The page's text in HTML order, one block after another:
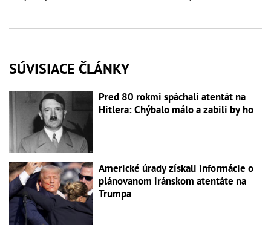
SÚVISIACE ČLÁNKY
Pred 80 rokmi spáchali atentát na
Hitlera: Chýbalo málo a zabili by ho
Americké úrady získali informácie o
plánovanom iránskom atentáte na
Trumpa